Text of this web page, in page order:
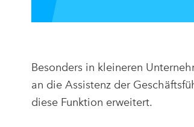
Besonders in kleineren
an die Assistenz der
diese Funktion erweitert.